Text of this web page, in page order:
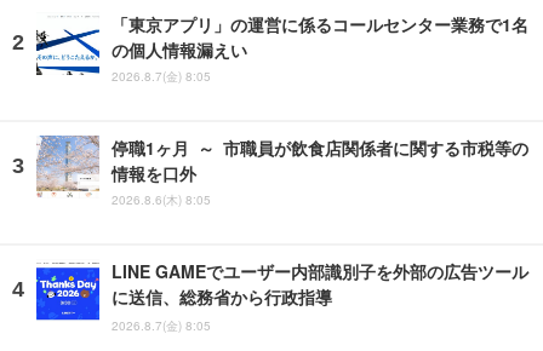
「東京アプリ」の運営に係るコールセンター業務で1名
の個人情報漏えい
2026.8.7(金) 8:05
停職1ヶ月 ～ 市職員が飲食店関係者に関する市税等の
情報を口外
2026.8.6(木) 8:05
LINE GAMEでユーザー内部識別子を外部の広告ツール
に送信、総務省から行政指導
2026.8.7(金) 8:05